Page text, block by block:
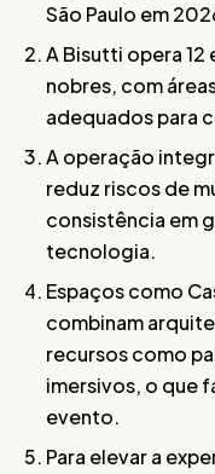
São Paulo em
A Bisutti opera
nobres, com
adequados para
A operação
reduz riscos de
consistência em
tecnologia.
Espaços como
combinam
recursos como
imersivos, o que
evento.
Para elevar a